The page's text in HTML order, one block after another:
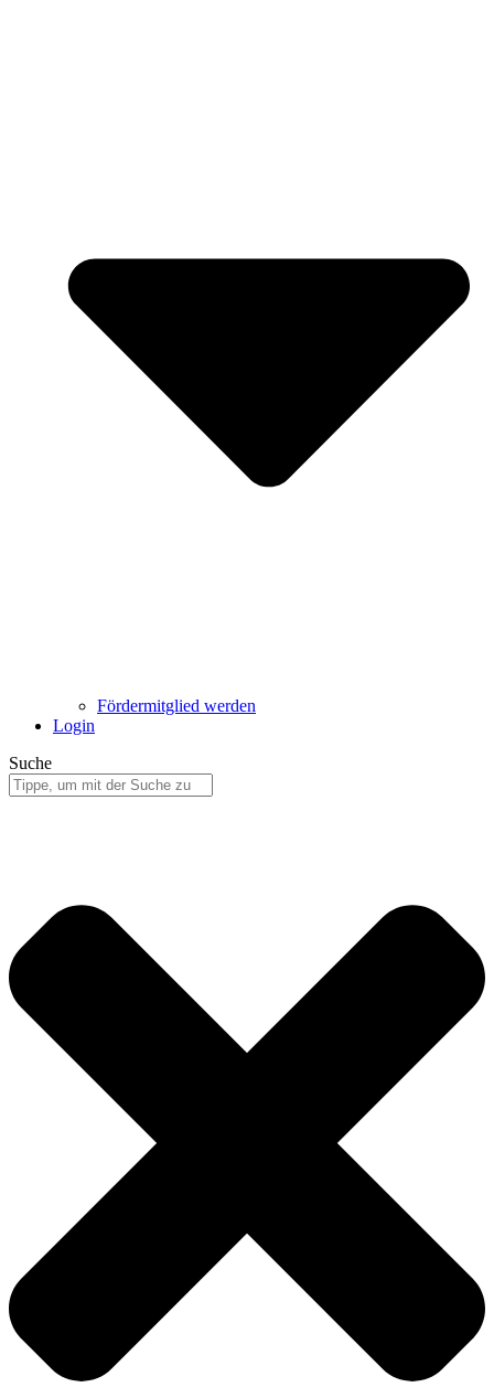
Fördermitglied werden
Login
Suche